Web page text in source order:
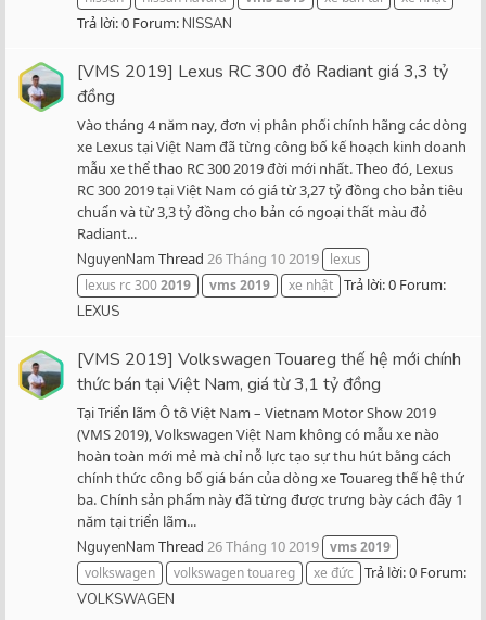
Trả lời: 0 Forum:NISSAN
[VMS 2019] Lexus RC 300 đỏ Radiant giá 3,3 tỷ
đồng
Vào tháng 4 năm nay, đơn vị phân phối chính hãng các dòng
xe Lexus tại Việt Nam đã từng công bố kế hoạch kinh doanh
mẫu xe thể thao RC 300 2019 đời mới nhất. Theo đó, Lexus
RC 300 2019 tại Việt Nam có giá từ 3,27 tỷ đồng cho bản tiêu
chuẩn và từ 3,3 tỷ đồng cho bản có ngoại thất màu đỏ
Radiant...
NguyenNam Thread 26 Tháng 10 2019
lexus
lexus rc 3002019 vms2019 xe nhật Trả lời: 0 Forum:
LEXUS
[VMS 2019] Volkswagen Touareg thế hệ mới chính
thức bán tại Việt Nam, giá từ 3,1 tỷ đồng
Tại Triển lãm Ô tô Việt Nam – Vietnam Motor Show 2019
(VMS 2019), Volkswagen Việt Nam không có mẫu xe nào
hoàn toàn mới mẻ mà chỉ nỗ lực tạo sự thu hút bằng cách
chính thức công bố giá bán của dòng xe Touareg thế hệ thứ
ba. Chính sản phẩm này đã từng được trưng bày cách đây 1
năm tại triển lãm...
NguyenNam Thread 26 Tháng 10 2019 vms2019
volkswagen
volkswagen touareg xe đức Trả lời: 0 Forum:
VOLKSWAGEN